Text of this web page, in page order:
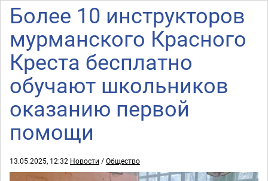
Более 10 инструкторов
мурманского Красного
Креста бесплатно
обучают школьников
оказанию первой
помощи
13.05.2025, 12:32 Новости /Общество